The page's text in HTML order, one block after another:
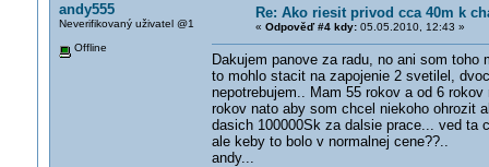
andy555
Neverifikovaný uživatel @1
Offline
Re: Ako riesit privod cca 40m k
« Odpověď #4 kdy:05.05.2010, 12:43 »
Dakujem panove za radu, no ani som
to mohlo stacit na zapojenie 2 svetilel,
nepotrebujem.. Mam 55 rokov a od 6
rokov nato aby som chcel niekoho ohrozit
dasich 100000Sk za dalsie prace... ved ta
ale keby to bolo v normalnej cene??..
andy...